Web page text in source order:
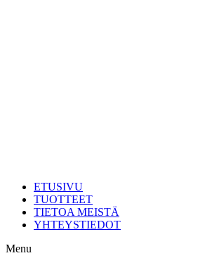
ETUSIVU
TUOTTEET
TIETOA MEISTÄ
YHTEYSTIEDOT
Menu